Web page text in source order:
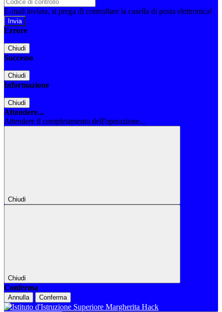
E-mail inviata, si prega di controllare la casella di posta elettronica!
Errore
Chiudi
Successo
Chiudi
Informazione
Chiudi
Attendere...
Attendere il completamento dell'operazione...
Chiudi
Chiudi
Conferma
Annulla Conferma